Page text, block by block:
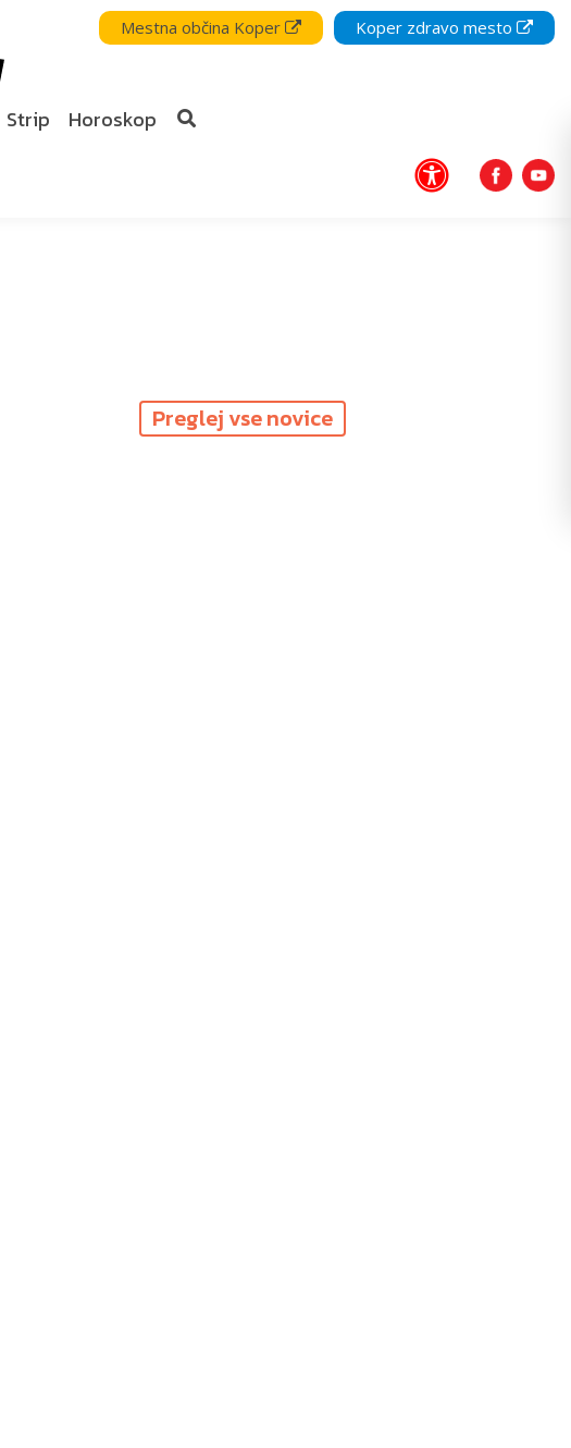
Mestna občina Koper Koper zdravo mesto
Strip Horoskop
Preglej vse novice